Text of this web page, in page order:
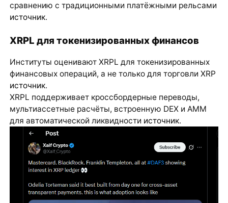
сравнению с традиционными платёжными рельсами
источник.
XRPL для токенизированных финансов
Институты оценивают XRPL для токенизированных
финансовых операций, а не только для торговли XRP
источник.
XRPL поддерживает кроссбордерные переводы,
мультиассетные расчёты, встроенную DEX и AMM
для автоматической ликвидности источник.